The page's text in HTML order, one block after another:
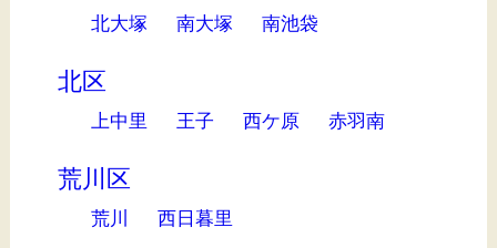
北大塚 南大塚 南池袋
北区
上中里 王子 西ケ原 赤羽南
荒川区
荒川 西日暮里